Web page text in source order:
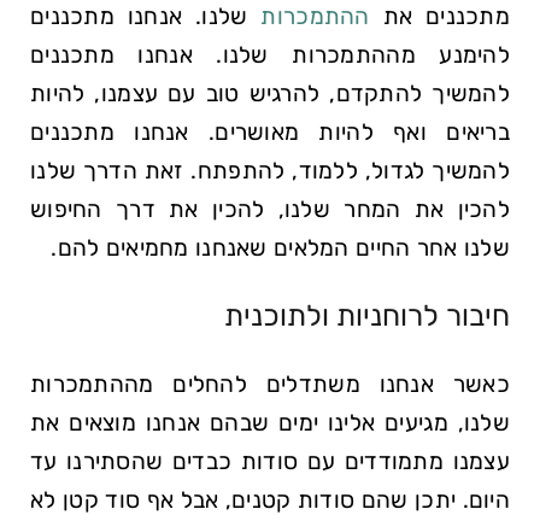
מתכננים את ההתמכרות שלנו. אנחנו מתכננים
להימנע מההתמכרות שלנו. אנחנו מתכננים
להמשיך להתקדם, להרגיש טוב עם עצמנו, להיות
בריאים ואף להיות מאושרים. אנחנו מתכננים
להמשיך לגדול, ללמוד, להתפתח. זאת הדרך שלנו
להכין את המחר שלנו, להכין את דרך החיפוש
שלנו אחר החיים המלאים שאנחנו מחמיאים להם.
חיבור לרוחניות ולתוכנית
כאשר אנחנו משתדלים להחלים מההתמכרות
שלנו, מגיעים אלינו ימים שבהם אנחנו מוצאים את
עצמנו מתמודדים עם סודות כבדים שהסתירנו עד
היום. יתכן שהם סודות קטנים, אבל אף סוד קטן לא